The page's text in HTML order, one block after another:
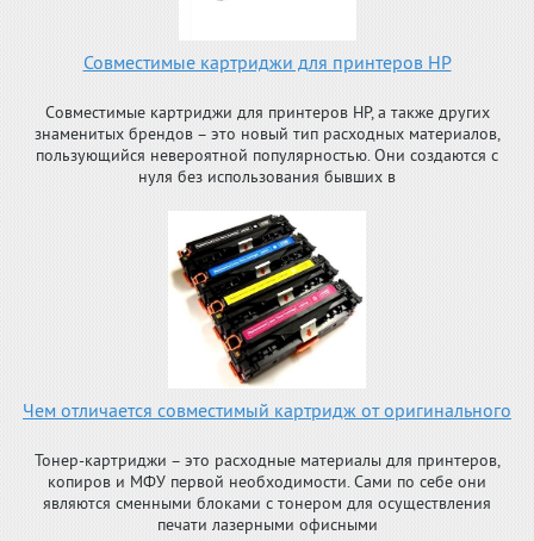
Совместимые картриджи для принтеров HP
Совместимые картриджи для принтеров HP, а также других
знаменитых брендов – это новый тип расходных материалов,
пользующийся невероятной популярностью. Они создаются с
нуля без использования бывших в
Чем отличается совместимый картридж от оригинального
Тонер-картриджи – это расходные материалы для принтеров,
копиров и МФУ первой необходимости. Сами по себе они
являются сменными блоками с тонером для осуществления
печати лазерными офисными